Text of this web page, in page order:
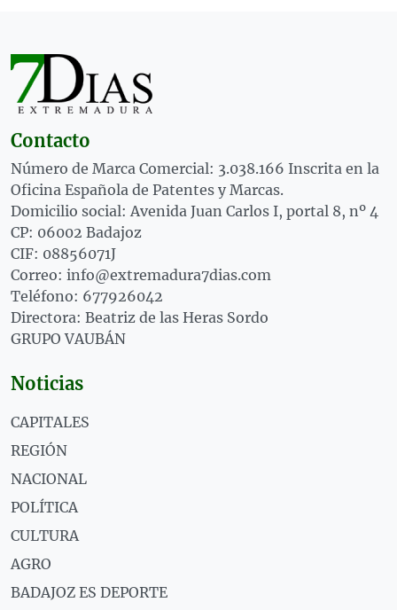
Contacto
Número de Marca Comercial: 3.038.166 Inscrita en la
Oficina Española de Patentes y Marcas.
Domicilio social: Avenida Juan Carlos I, portal 8, nº 4
CP: 06002 Badajoz
CIF: 08856071J
Correo: info@extremadura7dias.com
Teléfono: 677926042
Directora: Beatriz de las Heras Sordo
GRUPO VAUBÁN
Noticias
CAPITALES
REGIÓN
NACIONAL
POLÍTICA
CULTURA
AGRO
BADAJOZ ES DEPORTE